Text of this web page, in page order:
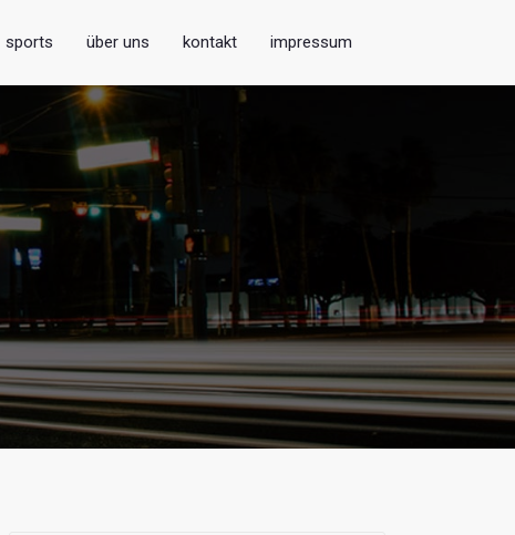
sports über uns kontakt impressum